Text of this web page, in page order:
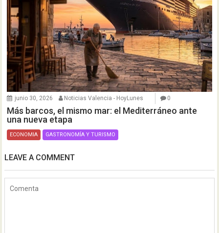
junio 30, 2026 Noticias Valencia - HoyLunes 0
Más barcos, el mismo mar: el Mediterráneo ante
una nueva etapa
ECONOMIA GASTRONOMÍA Y TURISMO
LEAVE A COMMENT